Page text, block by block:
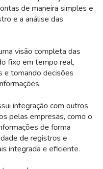
de maneira simples e
e a análise das
visão completa das
fixo em tempo real,
e tomando decisões
integração com outros
pelas empresas, como o
de forma
de registros e
integrada e eficiente.